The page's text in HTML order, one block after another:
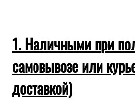
1. Наличными при
самовывозе или
доставкой)